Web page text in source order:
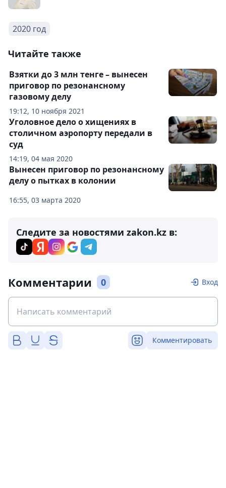
2020 год
Читайте также
19:12, 10 ноября 2021
Взятки до 3 млн тенге – вынесен
приговор по резонансному
газовому делу
14:19, 04 мая 2020
Уголовное дело о хищениях в
столичном аэропорту передали в
суд
16:55, 03 марта 2020
Вынесен приговор по резонансному
делу о пытках в колонии
Следите за новостями zakon.kz в:
Комментарии 0 Вход
Комментировать